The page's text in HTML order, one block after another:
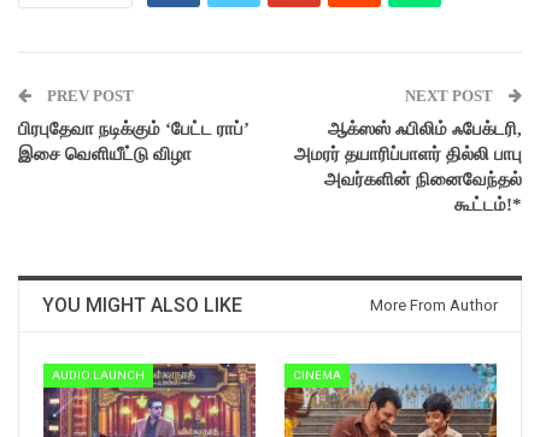
PREV POST
பிரபுதேவா நடிக்கும் ‘பேட்ட ராப்’
இசை வெளியீட்டு விழா
NEXT POST
ஆக்ஸஸ் ஃபிலிம் ஃபேக்டரி,
அமரர் தயாரிப்பாளர் தில்லி பாபு
அவர்களின் நினைவேந்தல்
கூட்டம்!*
YOU MIGHT ALSO LIKE More From Author
AUDIO LAUNCH CINEMA